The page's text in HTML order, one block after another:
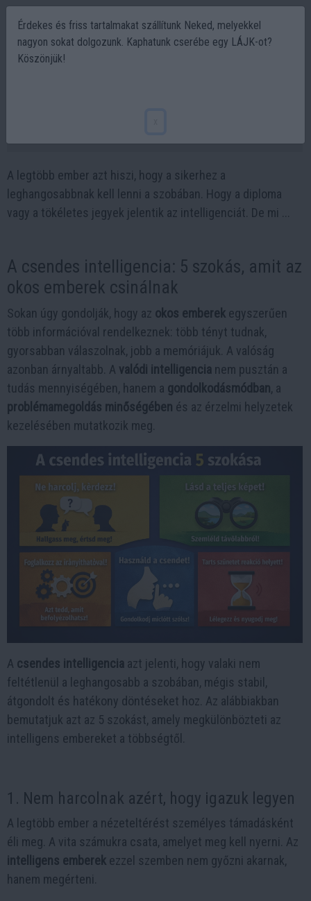
A legtöbb ember azt hiszi, hogy a sikerhez a
leghangosabbnak kell lenni a szobában. Hogy a diploma
vagy a tökéletes jegyek jelentik az intelligenciát. De mi ...
A csendes intelligencia: 5 szokás, amit az
okos emberek csinálnak
Sokan úgy gondolják, hogy az okos emberek egyszerűen
több információval rendelkeznek: több tényt tudnak,
gyorsabban válaszolnak, jobb a memóriájuk. A valóság
azonban árnyaltabb. A valódi intelligencia nem pusztán a
tudás mennyiségében, hanem a gondolkodásmódban, a
problémamegoldás minőségében és az érzelmi helyzetek
kezelésében mutatkozik meg.
A csendes intelligencia azt jelenti, hogy valaki nem
feltétlenül a leghangosabb a szobában, mégis stabil,
átgondolt és hatékony döntéseket hoz. Az alábbiakban
bemutatjuk azt az 5 szokást, amely megkülönbözteti az
intelligens embereket a többségtől.
1. Nem harcolnak azért, hogy igazuk legyen
A legtöbb ember a nézeteltérést személyes támadásként
éli meg. A vita számukra csata, amelyet meg kell nyerni. Az
intelligens emberek ezzel szemben nem győzni akarnak,
hanem megérteni.
Érdekes és friss tartalmakat szállítunk Neked, melyekkel
nagyon sokat dolgozunk. Kaphatunk cserébe egy LÁJK-ot?
Köszönjük!